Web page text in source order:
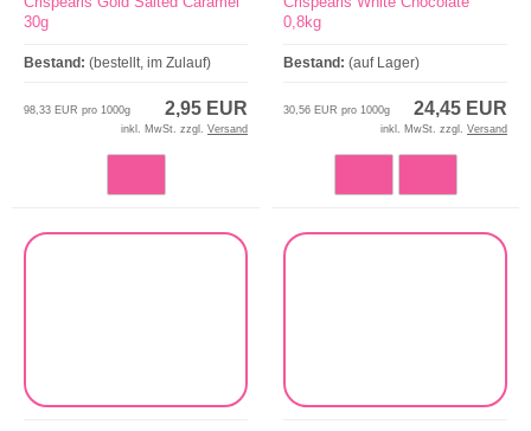
30g
Bestand: (bestellt, im Zulauf)
2,95 EUR
98,33 EUR pro 1000g
inkl. MwSt. zzgl. Versand
0,8kg
Bestand: (auf Lager)
24,45 EUR
30,56 EUR pro 1000g
inkl. MwSt. zzgl. Versand